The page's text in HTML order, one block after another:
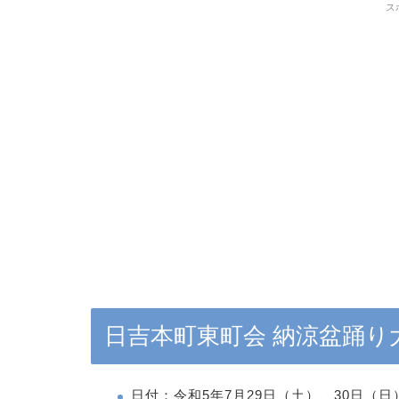
ス
日吉本町東町会 納涼盆踊り
日付：令和5年7月29日（土）、30日（日）